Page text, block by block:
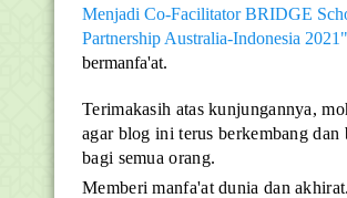
Menjadi Co-Facilitator BRIDGE
Partnership Australia-Indonesia 2021"
bermanfa'at.
Terimakasih atas kunjungannya,
agar blog ini terus berkembang dan
bagi semua orang.
Memberi manfa'at dunia dan akhirat.